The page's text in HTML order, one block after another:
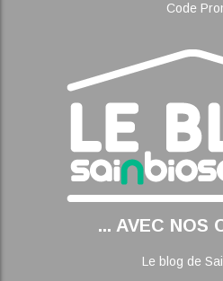
Code
... AVEC NOS
Le blog de